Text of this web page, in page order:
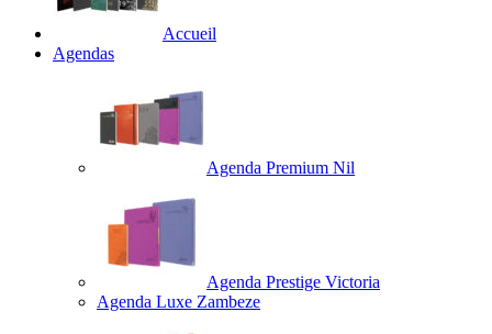
Accueil
Agendas
Agenda Premium Nil
Agenda Prestige Victoria
Agenda Luxe Zambeze